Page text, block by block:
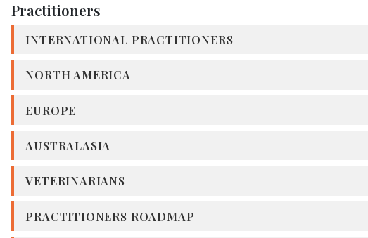
Practitioners
INTERNATIONAL PRACTITIONERS
NORTH AMERICA
EUROPE
AUSTRALASIA
VETERINARIANS
PRACTITIONERS ROADMAP